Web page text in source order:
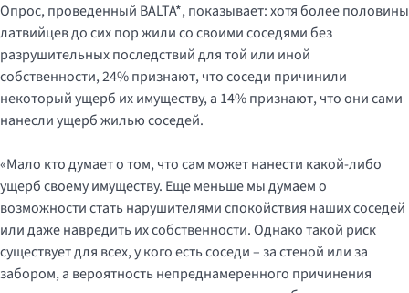
Опрос, проведенный BALTA*, показывает: хотя более половины
латвийцев до сих пор жили со своими соседями без
разрушительных последствий для той или иной
собственности, 24% признают, что соседи причинили
некоторый ущерб их имуществу, а 14% признают, что они сами
нанесли ущерб жилью соседей.
«Мало кто думает о том, что сам может нанести какой-либо
ущерб своему имуществу. Еще меньше мы думаем о
возможности стать нарушителями спокойствия наших соседей
или даже навредить их собственности. Однако такой риск
существует для всех, у кого есть соседи – за стеной или за
забором, а вероятность непреднамеренного причинения